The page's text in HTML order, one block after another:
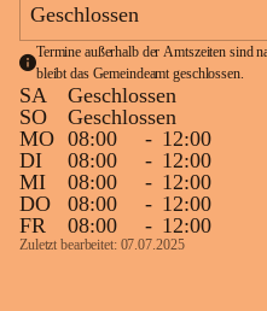
Geschlossen
Termine außerhalb der Amtszeiten sind
bleibt das Gemeindeamt geschlossen.
SA
Geschlossen
SO
Geschlossen
MO 08:00 - 12:00
DI
08:00 - 12:00
MI
08:00 - 12:00
DO
08:00 - 12:00
FR
08:00 - 12:00
Zuletzt bearbeitet: 07.07.2025